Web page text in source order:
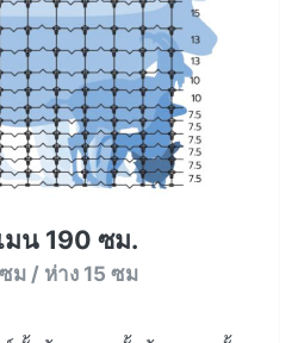
น 190 ซม.
ม / ห่าง 15 ซม